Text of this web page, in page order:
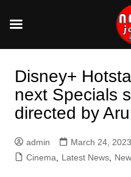
Disney+
next Specials
directed by
admin
March 24, 2023
Cinema
Latest News,